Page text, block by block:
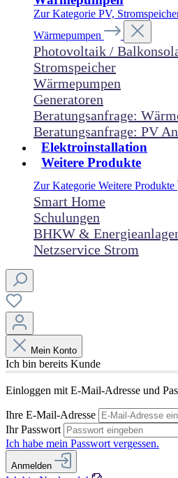
Zur Kategorie PV,
Wärmepumpen
Photovoltaik /
Stromspeicher
Wärmepumpen
Generatoren
Beratungsanfrage:
Beratungsanfrage: PV
Elektroinstallation
Weitere Produkte
Zur Kategorie Weitere Produkte
Smart Home
Schulungen
BHKW &
Netzservice Strom
Mein Konto
Ich bin bereits Kunde
Einloggen mit E-Mail-Adresse und
Ihre E-Mail-Adresse
Ihr Passwort
Ich habe mein Passwort vergessen.
Anmelden